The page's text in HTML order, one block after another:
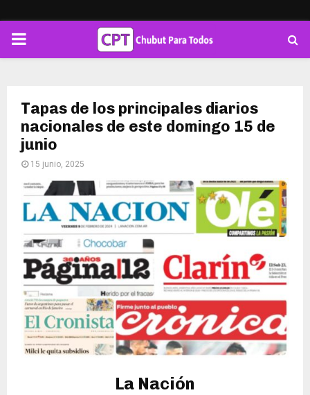
PRIMARY
Tapas de los principales diarios
nacionales de este domingo 15 de
junio
15 junio, 2025
La Nación